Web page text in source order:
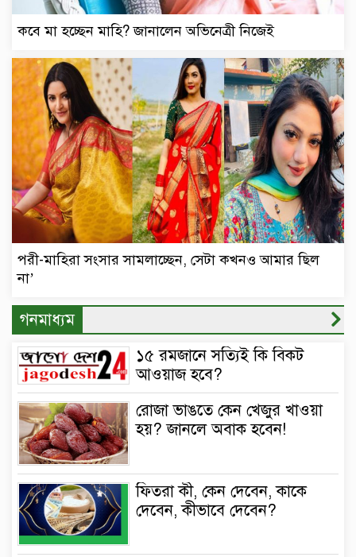
কবে মা হচ্ছেন মাহি? জানালেন অভিনেত্রী নিজেই
পরী-মাহিরা সংসার সামলাচ্ছেন, সেটা কখনও আমার ছিল
না’
গনমাধ্যম
১৫ রমজানে সত্যিই কি বিকট
আওয়াজ হবে?
রোজা ভাঙতে কেন খেজুর খাওয়া
হয়? জানলে অবাক হবেন!
ফিতরা কী, কেন দেবেন, কাকে
দেবেন, কীভাবে দেবেন?